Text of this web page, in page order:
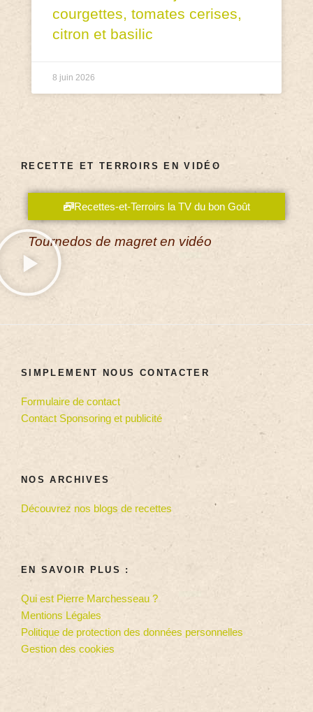
courgettes, tomates cerises,
citron et basilic
8 juin 2026
RECETTE ET TERROIRS EN VIDÉO
Recettes-et-Terroirs la TV du bon Goût
Tournedos de magret en vidéo
SIMPLEMENT NOUS CONTACTER
Formulaire de contact
Contact Sponsoring et publicité
NOS ARCHIVES
Découvrez nos blogs de recettes
EN SAVOIR PLUS :
Qui est Pierre Marchesseau ?
Mentions Légales
Politique de protection des données personnelles
Gestion des cookies